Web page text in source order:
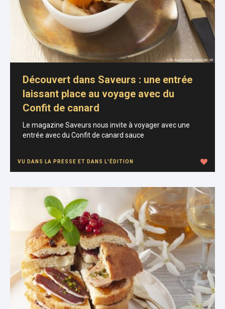
Découvert dans Saveurs : une entrée
laissant place au voyage avec du
Confit de canard
Le magazine Saveurs nous invite à voyager avec une
entrée avec du Confit de canard sauce
VU DANS LA PRESSE ET DANS L'ÉDITION